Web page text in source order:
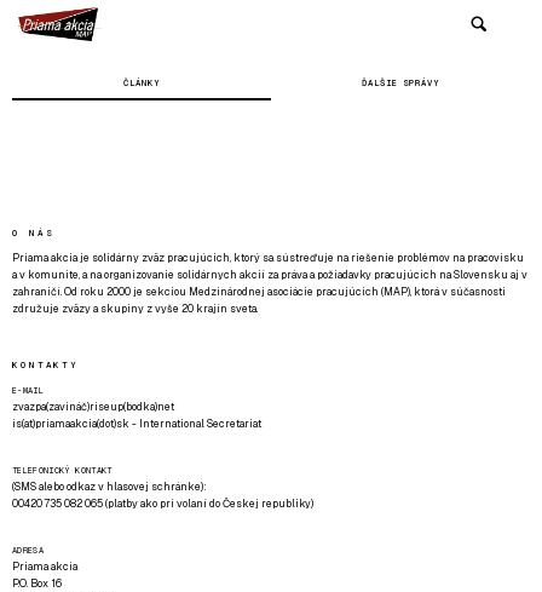
ČLÁNKY ĎALŠIE SPRÁVY
O NÁS
Priama akcia je solidárny zväz pracujúcich, ktorý sa sústreďuje na riešenie problémov na pracovisku
a v komunite, a na organizovanie solidárnych akcií za práva a požiadavky pracujúcich na Slovensku aj v
zahraničí. Od roku 2000 je sekciou Medzinárodnej asociácie pracujúcich (MAP), ktorá v súčasnosti
združuje zväzy a skupiny z vyše 20 krajín sveta.
KONTAKTY
E-MAIL
zvazpa(zavináč)riseup(bodka)net
is(at)priamaakcia(dot)sk - International Secretariat
TELEFONICKÝ KONTAKT
(SMS alebo odkaz v hlasovej schránke):
00420 735 082 065 (platby ako pri volaní do Českej republiky)
ADRESA
Priama akcia
P.O. Box 16